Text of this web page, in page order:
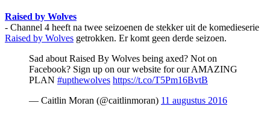
Raised by Wolves
- Channel 4 heeft na twee seizoenen de stekker uit de komedieserie
Raised by Wolves getrokken. Er komt geen derde seizoen.
Sad about Raised By Wolves being axed? Not on
Facebook? Sign up on our website for our AMAZING
PLAN #upthewolves https://t.co/T5Pm16BvtB
— Caitlin Moran (@caitlinmoran) 11 augustus 2016